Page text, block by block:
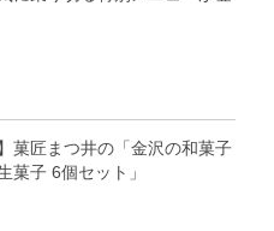
菓匠まつ井の「金沢の和菓子
菓子 6個セット」